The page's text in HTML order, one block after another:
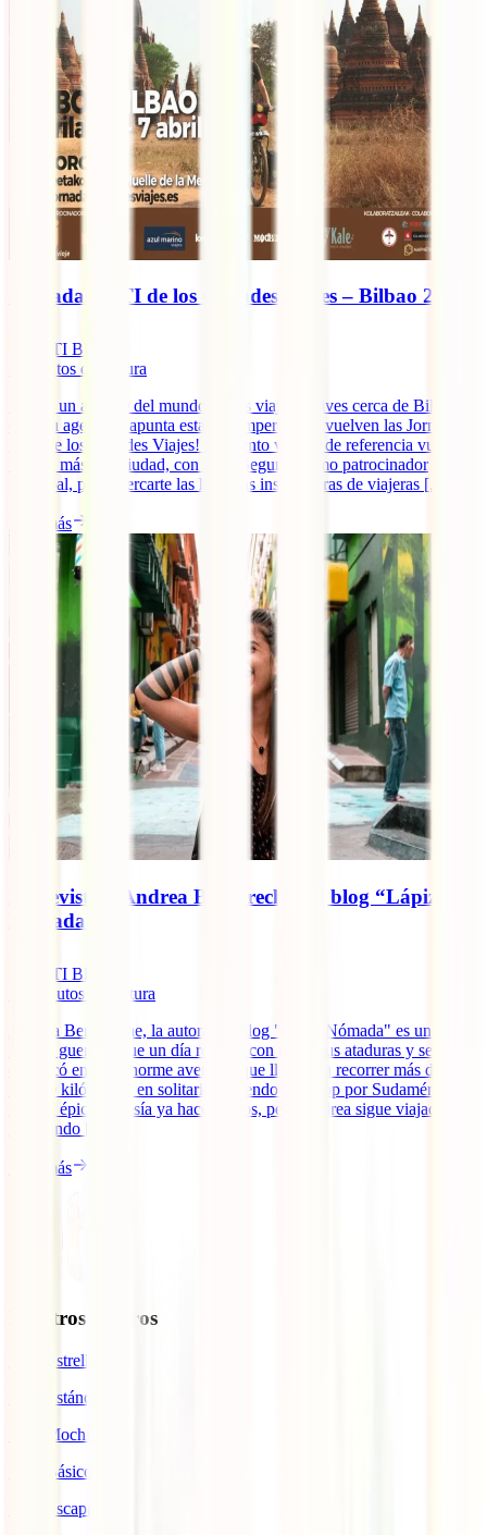
Jornadas IATI de los Grandes Viajes – Bilbao 2019
IATI Blog
minutos de lectura
Si eres un amante del mundo de los viajes y vives cerca de Bilbao,
coge tu agenda y apunta esta cita imperdible: ¡vuelven las Jornadas
IATI de los Grandes Viajes! El evento viajero de referencia vuelve
un año más a la ciudad, con IATI Seguros como patrocinador
principal, para acercarte las historias inspiradoras de viajeras [...]
Leer más
Entrevista a Andrea Bergareche del blog “Lápiz
Nómada”
IATI Blog
minutos de lectura
Andrea Bergareche, la autora del blog "Lápiz Nómada" es una
viajera guerrera que un día rompió con todas sus ataduras y se
embarcó en una enorme aventura que llevaría a recorrer más de
10.000 kilómetros en solitario haciendo autostop por Sudamérica.
De esa épica travesía ya hace 5 años, pero Andrea sigue viajado e
inspirando [...]
Leer más
Nuestros seguros
IATI Estrella
IATI Estándar
IATI Mochilero
IATI Básico
IATI Escapadas